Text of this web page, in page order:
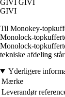
GIVI GIVI
GIVI
Til Monokey-
Monolock-
Monolock-
tekniske afdeling
Yderligere
Mærke
Leverandør